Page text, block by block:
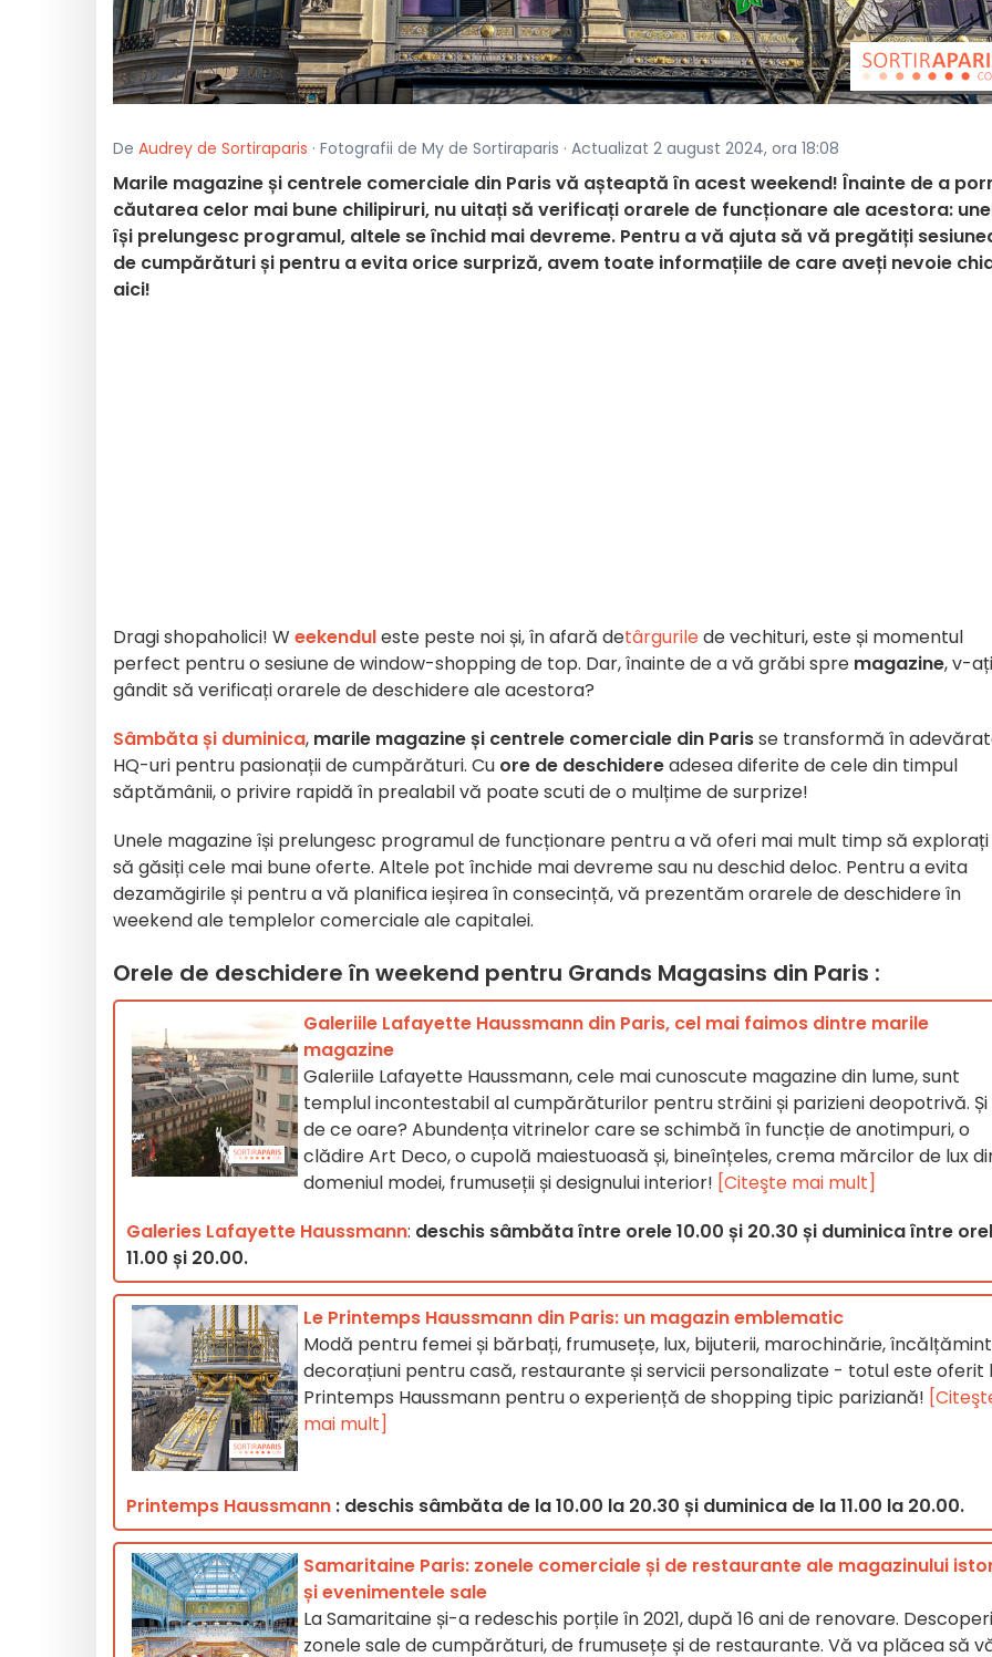
De Audrey de Sortiraparis · Fotografii de My de Sortiraparis · Actualizat 2 august 2024, ora 18:08
Marile magazine și centrele comerciale din Paris vă așteaptă în acest weekend! Înainte de a
căutarea celor mai bune chilipiruri, nu uitați să verificați orarele de funcționare ale acestora:
își prelungesc programul, altele se închid mai devreme. Pentru a vă ajuta să vă pregătiți
de cumpărături și pentru a evita orice surpriză, avem toate informațiile de care aveți nevoie
aici!
Dragi shopaholici! W eekenduleste peste noi și, în afară detârgurilede vechituri, este și momentul
perfect pentru o sesiune de window-shopping de top. Dar, înainte de a vă grăbi spre magazine, v-ați
gândit să verificați orarele de deschidere ale acestora?
Sâmbăta și duminica, marile magazine și centrele comerciale din Parisse transformă în
HQ-uri pentru pasionații de cumpărături. Cu ore de deschidereadesea diferite de cele din timpul
săptămânii, o privire rapidă în prealabil vă poate scuti de o mulțime de surprize!
Unele magazine își prelungesc programul de funcționare pentru a vă oferi mai mult timp să explorați
să găsiți cele mai bune oferte. Altele pot închide mai devreme sau nu deschid deloc. Pentru a evita
dezamăgirile și pentru a vă planifica ieșirea în consecință, vă prezentăm orarele de deschidere în
weekend ale templelor comerciale ale capitalei.
Orele de deschidere în weekend pentru Grands Magasins din Paris :
Galeriile Lafayette Haussmann din Paris, cel mai faimos dintre marile
magazine
Galeriile Lafayette Haussmann, cele mai cunoscute magazine din lume, sunt
templul incontestabil al cumpărăturilor pentru străini și parizieni deopotrivă. Și
de ce oare? Abundența vitrinelor care se schimbă în funcție de anotimpuri, o
clădire Art Deco, o cupolă maiestuoasă și, bineînțeles, crema mărcilor de lux
domeniul modei, frumuseții și designului interior! [Citeşte mai mult]
Galeries Lafayette Haussmann: deschis sâmbăta între orele 10.00 și 20.30 și duminica între
11.00 și 20.00.
Le Printemps Haussmann din Paris: un magazin emblematic
Modă pentru femei și bărbați, frumusețe, lux, bijuterii, marochinărie,
decorațiuni pentru casă, restaurante și servicii personalizate - totul este oferit
Printemps Haussmann pentru o experiență de shopping tipic pariziană!
mai mult]
Printemps Haussmann : deschis sâmbăta de la 10.00 la 20.30 și duminica de la 11.00 la 20.00.
Samaritaine Paris: zonele comerciale și de restaurante ale magazinului
și evenimentele sale
La Samaritaine și-a redeschis porțile în 2021, după 16 ani de renovare.
zonele sale de cumpărături, de frumusețe și de restaurante. Vă va plăcea să